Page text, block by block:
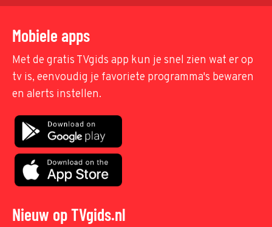
Mobiele apps
Met de gratis TVgids app kun je snel zien wat er op
tv is, eenvoudig je favoriete programma's bewaren
en alerts instellen.
Nieuw op TVgids.nl